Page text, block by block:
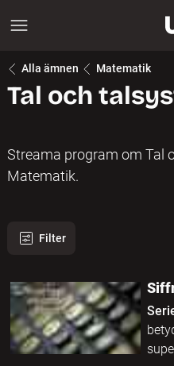
Alla ämnen Matematik
Tal och
Streama program om Tal
Matematik.
Filter
33 program hittades